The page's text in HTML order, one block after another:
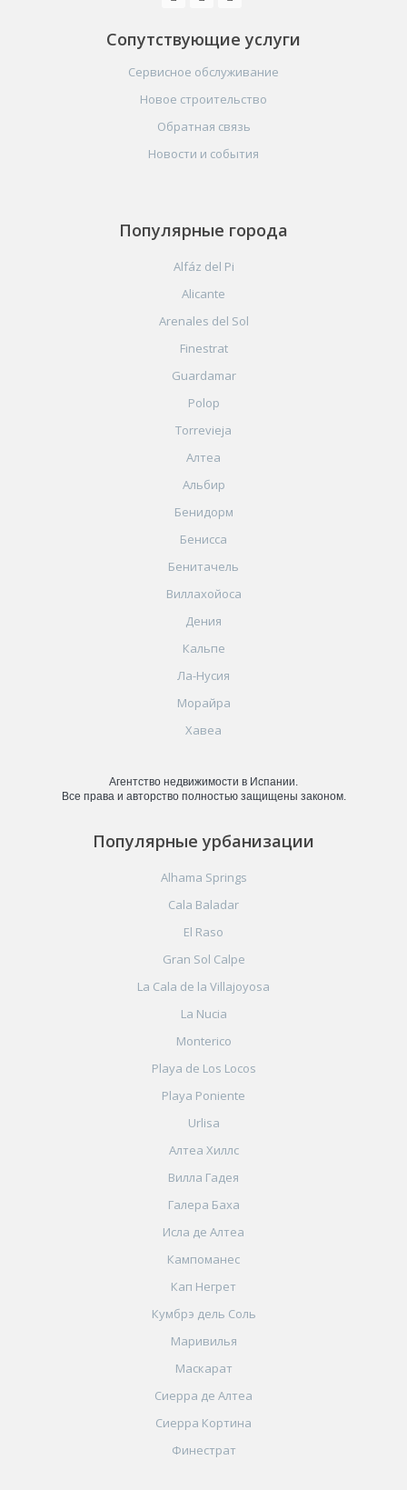
Сопутствующие услуги
Сервисное обслуживание
Новое строительство
Обратная связь
Новости и события
Популярные города
Alfáz del Pi
Alicante
Arenales del Sol
Finestrat
Guardamar
Polop
Torrevieja
Алтеа
Альбир
Бенидорм
Бенисса
Бенитачель
Виллахойоса
Дения
Кальпе
Ла-Нусия
Морайра
Хавеа
Агентство недвижимости в Испании.
Все права и авторство полностью защищены законом.
Популярные урбанизации
Alhama Springs
Cala Baladar
El Raso
Gran Sol Calpe
La Cala de la Villajoyosa
La Nucia
Monterico
Playa de Los Locos
Playa Poniente
Urlisa
Алтеа Хиллс
Вилла Гадея
Галера Баха
Исла де Алтеа
Кампоманес
Кап Негрет
Кумбрэ дель Соль
Маривилья
Маскарат
Сиерра де Алтеа
Сиерра Кортина
Финестрат